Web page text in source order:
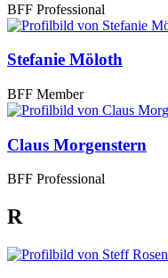
BFF Professional
Stefanie Möloth
BFF Member
Claus Morgenstern
BFF Professional
R